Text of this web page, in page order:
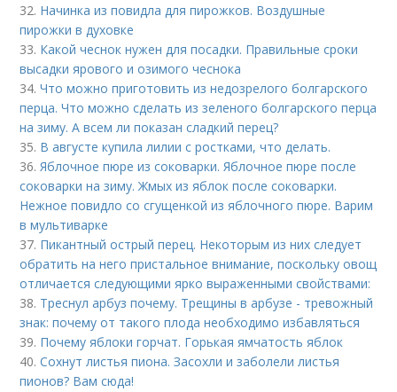
32. Начинка из повидла для пирожков. Воздушные
пирожки в духовке
33. Какой чеснок нужен для посадки. Правильные сроки
высадки ярового и озимого чеснока
34.Что можно приготовить из недозрелого болгарского
перца. Что можно сделать из зеленого болгарского перца
на зиму. А всем ли показан сладкий перец?
35. В августе купила лилии с ростками, что делать.
36.Яблочное пюре из соковарки. Яблочное пюре после
соковарки на зиму. Жмых из яблок после соковарки.
Нежное повидло со сгущенкой из яблочного пюре. Варим
в мультиварке
37. Пикантный острый перец. Некоторым из них следует
обратить на него пристальное внимание, поскольку овощ
отличается следующими ярко выраженными свойствами:
38. Треснул арбуз почему. Трещины в арбузе - тревожный
знак: почему от такого плода необходимо избавляться
39. Почему яблоки горчат. Горькая ямчатость яблок
40.Сохнут листья пиона. Засохли и заболели листья
пионов? Вам сюда!